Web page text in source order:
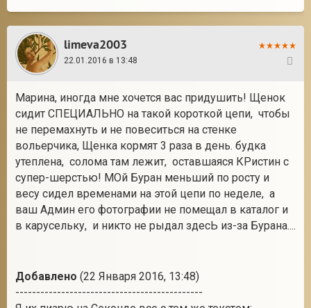
limeva2003
22.01.2016 в 13:48
Марина, иногда мне хочется вас придушить! Щенок
сидит СПЕЦИАЛЬНО на такой короткой цепи, чтобы
не перемахнуть и не повеситься на стенке
вольерчика, Щенка кормят 3 раза в день. будка
утеплена, солома там лежит, оставшаяся КРистин с
супер-шерстью! МОй Буран меньший по росту и
весу сидел временами на этой цепи по неделе, а
ваш Админ его фотографии не помещал в каталог и
в карусельку, и никто не рыдал здесЬ из-за Бурана....
Добавлено (22 Января 2016, 13:48)
---------------------------------------------